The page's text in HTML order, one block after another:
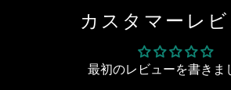
す
る
る
カスタマーレ
最初のレビューを書きま